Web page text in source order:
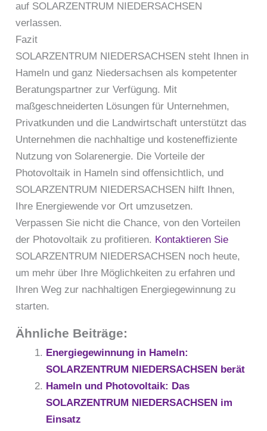
auf SOLARZENTRUM NIEDERSACHSEN
verlassen.
Fazit
SOLARZENTRUM NIEDERSACHSEN steht Ihnen in
Hameln und ganz Niedersachsen als kompetenter
Beratungspartner zur Verfügung. Mit
maßgeschneiderten Lösungen für Unternehmen,
Privatkunden und die Landwirtschaft unterstützt das
Unternehmen die nachhaltige und kosteneffiziente
Nutzung von Solarenergie. Die Vorteile der
Photovoltaik in Hameln sind offensichtlich, und
SOLARZENTRUM NIEDERSACHSEN hilft Ihnen,
Ihre Energiewende vor Ort umzusetzen.
Verpassen Sie nicht die Chance, von den Vorteilen
der Photovoltaik zu profitieren. Kontaktieren Sie
SOLARZENTRUM NIEDERSACHSEN noch heute,
um mehr über Ihre Möglichkeiten zu erfahren und
Ihren Weg zur nachhaltigen Energiegewinnung zu
starten.
Ähnliche Beiträge:
Energiegewinnung in Hameln:
SOLARZENTRUM NIEDERSACHSEN berät
Hameln und Photovoltaik: Das
SOLARZENTRUM NIEDERSACHSEN im
Einsatz